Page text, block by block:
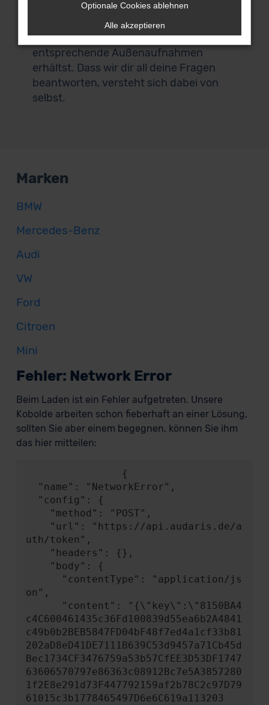
lassen sich digital scannen und
darstellen, sodass du sowohl ein 360°
Panorama des Innenraums als auch
entsprechende Außenaufnahmen
erhältst. Dass wir dir all deine Fragen
beantworten, versteht sich dabei von
selbst.
Marken
BMW
Mercedes-Benz
Audi
VW
Ford
Citroen
Mini
Fehler: Network Error
Beim Laden ist ein Fehler aufgetreten. Unsere
Kobolde arbeiten schon fieberhaft an einer Lösung,
sollten Sie aber einem begegnen, können Sie ihm
das hier mitteilen:
uth/token",
on",
c4C600461435c36Fd100839d55ea6b2A4841
c49b0b2BEB5847FD04bF48f7ed4a1cf33b81
202aD8eD41DE7111B639C53d9457a71Cb45d
Bec1734CF3476759a53b57CfEE3D53DF1747
63606570797e86363c08912Bc7e5A3857280
1f2E8e291d73F447792159af2b78C2c97D79
61015c3b1778465497D6e6C619a113203
Optionale Cookies ablehnen
Alle akzeptieren